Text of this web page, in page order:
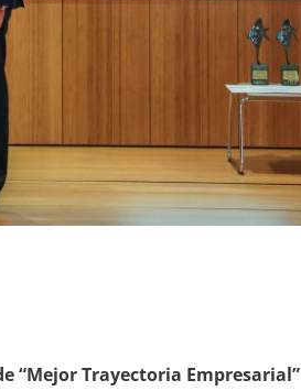
“Mejor Trayectoria Empresarial”